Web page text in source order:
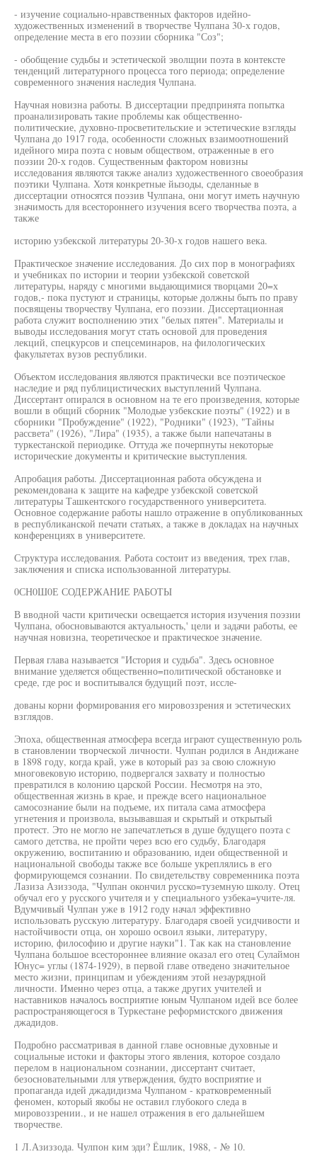
- изучение социально-нравственных факторов идейно-
художественных изменений в творчестве Чулпана 30-х годов,
определение места в его поэзии сборника "Соз";
- обобщение судьбы и эстетической эволщии поэта в контексте
тенденций литературного процесса того периода; определение
современного значения наследия Чулпана.
Научная новизна работы. В диссертации предпринята попытка
проанализировать такие проблемы как общественно-
политические, духовно-просветительские и эстетические взгляды
Чулпана до 1917 года, особенности сложных взаимоотношений
идейного мира поэта с новым обществом, отраженные в его
поэзии 20-х годов. Существенным фактором новизны
исследования являются также анализ художественного своеобразия
поэтики Чулпана. Хотя конкретные йызоды, сделанные в
диссертации относятся поэзив Чулпана, они могут иметь научную
значимость для всестороннего изучения всего творчества поэта, а
также
историю узбекской литературы 20-30-х годов нашего века.
Практическое значение исследования. До сих пор в монографиях
и учебниках по истории и теории узбекской советской
литературы, наряду с многими выдающимися творцами 20=х
годов,- пока пустуют и страницы, которые должны быть по праву
посвящены творчеству Чулпана, его поэзии. Диссертационная
работа служит восполнению этих "белых пятен". Материалы и
выводы исследования могут стать основой для проведения
лекций, спецкурсов и спецсеминаров, на филологических
факультетах вузов республики.
Объектом исследования являются практически все поэтическое
наследие и ряд публицистических выступлений Чулпана.
Диссертант опирался в основном на те его произведения, которые
вошли в общий сборник "Молодые узбекские поэты" (1922) и в
сборники "Пробуждение" (1922), "Родники" (1923), "Тайны
рассвета" (1926), "Лира" (1935), а также были напечатаны в
туркестанской периодике. Оттуда же почерпнуты некоторые
исторические документы и критические выступления.
Апробация работы. Диссертационная работа обсуждена и
рекомендована к защите на кафедре узбекской советской
литературы Ташкентского государственного университета.
Основное содержание работы нашло отражение в опубликованных
в республиканской печати статьях, а также в докладах на научных
конференциях в университете.
Структура исследования. Работа состоит из введения, трех глав,
заключения и списка использованной литературы.
0СН0Ш0Е СОДЕРЖАНИЕ РАБОТЫ
В вводной части критически освещается история изучения поэзии
Чулпана, обосновываются актуальность,' цели и задачи работы, ее
научная новизна, теоретическое и практическое значение.
Первая глава называется "История и судьба". Здесь основное
внимание уделяется общественно=политической обстановке и
среде, где рос и воспитывался будущий поэт, иссле-
дованы корни формирования его мировоззрения и эстетических
взглядов.
Эпоха, общественная атмосфера всегда играют существенную роль
в становлении творческой личности. Чулпан родился в Андижане
в 1898 году, когда край, уже в который раз за свою сложную
многовековую историю, подвергался захвату и полностью
превратился в колонию царской России. Несмотря на это,
общественная жизнь в крае, и прежде всего национальное
самосознание были на подъеме, их питала сама атмосфера
угнетения и произвола, вызывавшая и скрытый и открытый
протест. Это не могло не запечатлеться в душе будущего поэта с
самого детства, не пройти через всю его судьбу, Благодаря
окружению, воспитанию и образованию, идеи общественной и
национальной свободы также все больше укреплялись в его
формирующемся сознании. По свидетельству современника поэта
Лазиза Азиззода, "Чулпан окончил русско=туземную школу. Отец
обучал его у русского учителя и у специального узбека=учите-ля.
Вдумчивый Чулпан уже в 1912 году начал эффективно
использовать русскую литературу. Благодаря своей усидчивости и
настойчивости отца, он хорошо освоил языки, литературу,
историю, философию и другие науки"1. Так как на становление
Чулпана большое всестороннее влияние оказал его отец Сулаймон
Юнус= углы (1874-1929), в первой главе отведено значительное
место жизни, принципам и убеждениям этой незаурядной
личности. Именно через отца, а также других учителей и
наставников началось восприятие юным Чулпаном идей все более
распространяющегося в Туркестане реформистского движения
джадидов.
Подробно рассматривая в данной главе основные духовные и
социальные истоки и факторы этого явления, которое создало
перелом в национальном сознании, диссертант считает,
безосновательными лля утверждения, будто восприятие и
пропаганда идей джадидизма Чулпаном - кратковременный
феномен, который якобы не оставил глубокого следа в
мировоззрении., и не нашел отражения в его дальнейшем
творчестве.
1 Л.Азиззода. Чулпон ким эди? Ёшлик, 1988, - № 10.